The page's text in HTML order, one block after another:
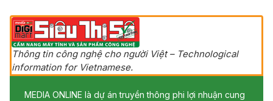
Thông tin công nghệ cho người Việt – Technological
information for Vietnamese.
MEDIA ONLINE là dự án truyền thông phi lợi nhuận cung